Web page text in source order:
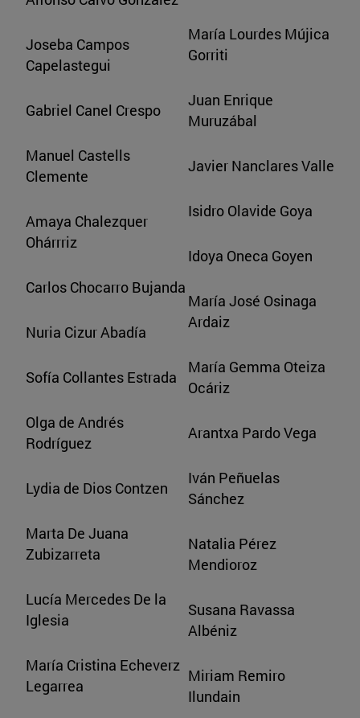
Joseba Campos
Capelastegui
Gabriel Canel Crespo
Manuel Castells
Clemente
Amaya Chalezquer
Ohárrriz
Carlos Chocarro Bujanda
Nuria Cizur Abadía
Sofía Collantes Estrada
Olga de Andrés
Rodríguez
Lydia de Dios Contzen
Marta De Juana
Zubizarreta
Lucía Mercedes De la
Iglesia
María Cristina Echeverz
Legarrea
María Lourdes Mújica
Gorriti
Juan Enrique
Muruzábal
Javier Nanclares Valle
Isidro Olavide Goya
Idoya Oneca Goyen
María José Osinaga
Ardaiz
María Gemma Oteiza
Ocáriz
Arantxa Pardo Vega
Iván Peñuelas
Sánchez
Natalia Pérez
Mendioroz
Susana Ravassa
Albéniz
Miriam Remiro
Ilundain